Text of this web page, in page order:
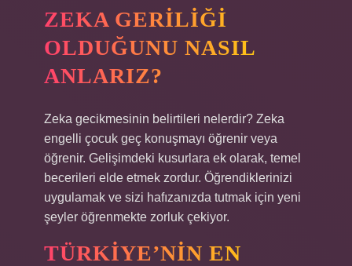
ZEKA GERILIĞI
OLDUĞUNU NASIL
ANLARIZ?
Zeka gecikmesinin belirtileri nelerdir? Zeka
engelli çocuk geç konuşmayı öğrenir veya
öğrenir. Gelişimdeki kusurlara ek olarak, temel
becerileri elde etmek zordur. Öğrendiklerinizi
uygulamak ve sizi hafızanızda tutmak için yeni
şeyler öğrenmekte zorluk çekiyor.
TÜRKIYE’NIN EN